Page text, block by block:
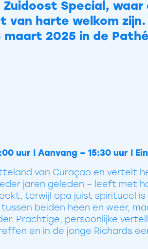
Special, waar
van harte welkom
2025 in de
uur | Aanvang – 15:30 uur |
van Curaçao en vertelt
jaren geleden – leeft met
terwijl opa juist spiritueel
beiden heen en weer,
Prachtige, persoonlijke
en in de jonge Richards